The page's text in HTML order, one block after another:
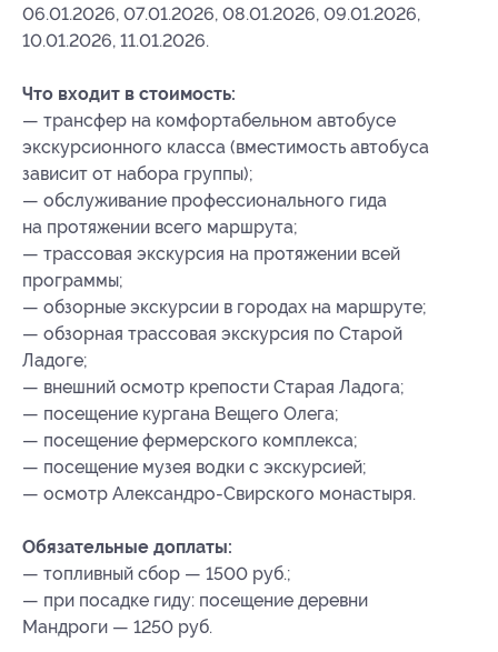
06.01.2026, 07.01.2026, 08.01.2026, 09.01.2026,
10.01.2026, 11.01.2026.
Что входит в стоимость:
— трансфер на комфортабельном автобусе
экскурсионного класса (вместимость автобуса
зависит от набора группы);
— обслуживание профессионального гида
на протяжении всего маршрута;
— трассовая экскурсия на протяжении всей
программы;
— обзорные экскурсии в городах на маршруте;
— обзорная трассовая экскурсия по Старой
Ладоге;
— внешний осмотр крепости Старая Ладога;
— посещение кургана Вещего Олега;
— посещение фермерского комплекса;
— посещение музея водки с экскурсией;
— осмотр Александро-Свирского монастыря.
Обязательные доплаты:
— топливный сбор — 1500 руб.;
— при посадке гиду: посещение деревни
Мандроги — 1250 руб.